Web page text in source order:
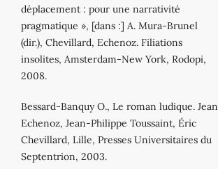
déplacement : pour une narrativité
pragmatique », [dans :] A. Mura-Brunel
(dir.), Chevillard, Echenoz. Filiations
insolites, Amsterdam-New York, Rodopi,
2008.
Bessard-Banquy O., Le roman ludique. Jean
Echenoz, Jean-Philippe Toussaint, Éric
Chevillard, Lille, Presses Universitaires du
Septentrion, 2003.